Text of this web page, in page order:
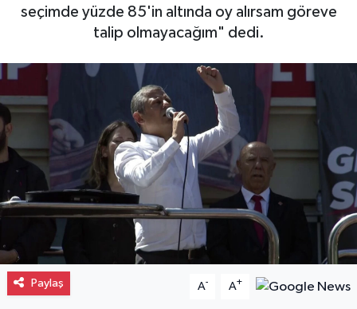
seçimde yüzde 85'in altında oy alırsam göreve
talip olmayacağım" dedi.
Paylaş A- A+
Magazin
Eğitim